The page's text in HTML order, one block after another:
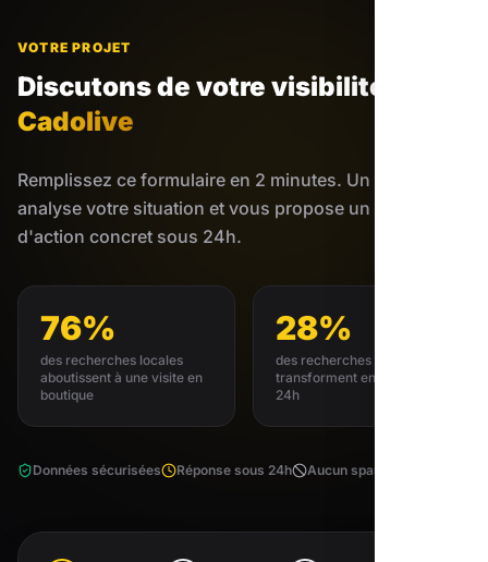
VOTRE PROJET
Discutons de votre visibilité
Cadolive
Remplissez ce formulaire en 2 minutes. Un expert
analyse votre situation et vous propose un plan
d'action concret sous 24h.
76%
des recherches locales
aboutissent à une visite en
boutique
28%
des recherches locales se
transforment en achat sous
24h
Données sécurisées Réponse sous 24h Aucun spam